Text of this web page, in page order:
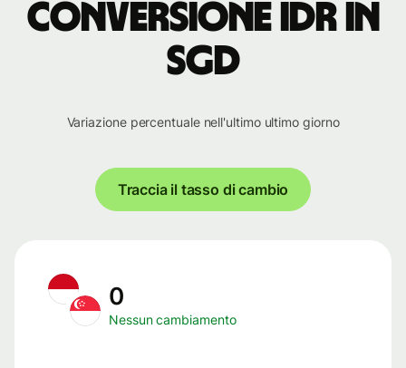
conversione IDR in
SGD
Variazione percentuale nell'ultimo ultimo giorno
Traccia il tasso di cambio
0
Nessun cambiamento